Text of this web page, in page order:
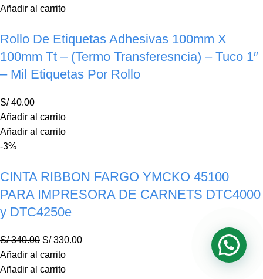
Añadir al carrito
Rollo De Etiquetas Adhesivas 100mm X
100mm Tt – (Termo Transferesncia) – Tuco 1″
– Mil Etiquetas Por Rollo
S/40.00
Añadir al carrito
Añadir al carrito
-3%
CINTA RIBBON FARGO YMCKO 45100
PARA IMPRESORA DE CARNETS DTC4000
y DTC4250e
S/340.00 S/330.00
Añadir al carrito
Añadir al carrito